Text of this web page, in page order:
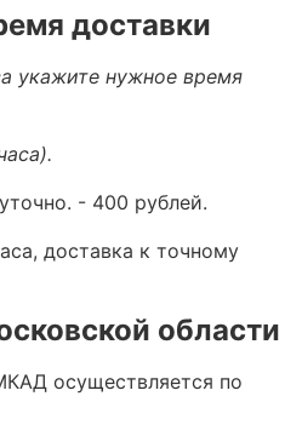
доставки
укажите нужное время
- 400 рублей.
доставка к точному
области
осуществляется по